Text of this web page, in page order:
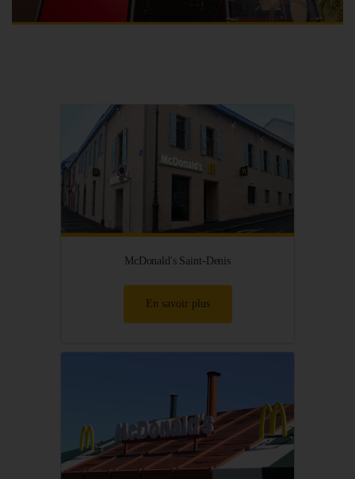
McDonald's Saint-Denis
En savoir plus